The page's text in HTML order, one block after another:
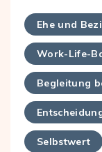
Ehe und
Work-Life-
Begleitung
Selbstwert